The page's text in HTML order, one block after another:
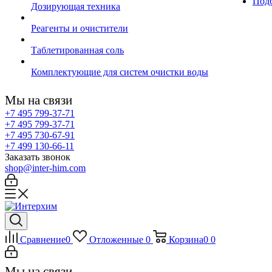
Дозирующая техника
Реагенты и очистители
Таблетированная соль
Комплектующие для систем очистки воды
Мы на связи
+7 495 799-37-71
+7 495 799-37-71
+7 495 730-67-91
+7 499 130-66-11
Заказать звонок
shop@inter-him.com
Сравнение0 Отложенные 0 Корзина0 0